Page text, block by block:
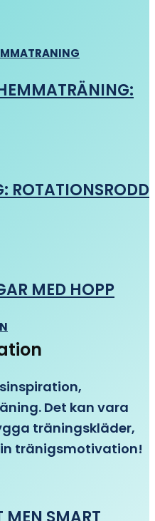
ROTATIONSRODD
MED HOPP
Det kan vara
träningskläder,
tränigsmotivation!